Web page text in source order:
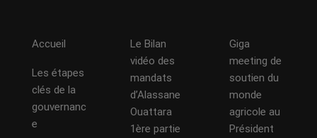
Accueil
Les étapes
clés de la
gouvernanc
e
Le Bilan
vidéo des
mandats
d’Alassane
Ouattara
1ère partie
Giga
meeting de
soutien du
monde
agricole au
Président